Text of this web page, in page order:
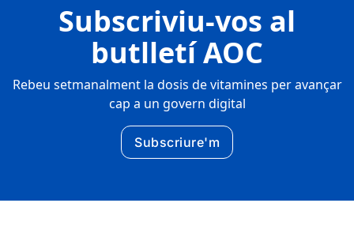
Subscriviu-vos al
butlletí AOC
Rebeu setmanalment la dosis de vitamines per avançar
cap a un govern digital
Subscriure'm